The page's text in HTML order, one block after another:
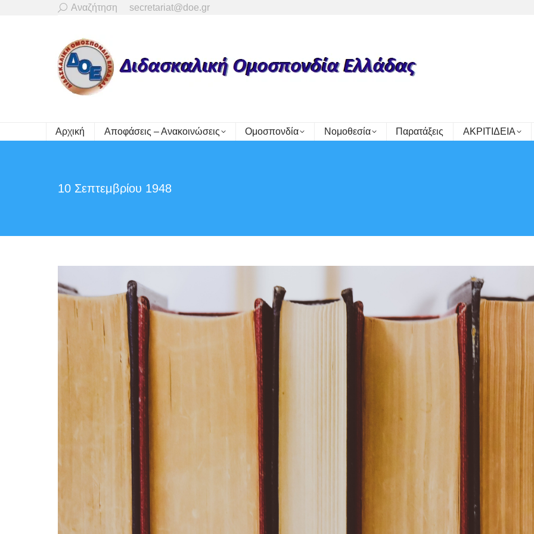
Search:
Αναζήτηση secretariat@doe.gr
Αρχική Αποφάσεις – Ανακοινώσεις Ομοσπονδία Νομοθεσία Παρατάξεις ΑΚΡΙΤΙΔΕΙΑ
10 Σεπτεμβρίου 1948